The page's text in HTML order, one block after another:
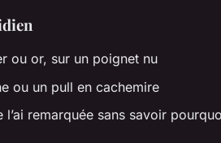
ou or, sur un poignet nu
ou un pull en cachemire
l’ai remarquée sans savoir